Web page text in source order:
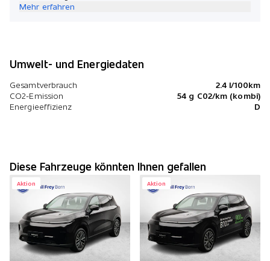
Mehr erfahren
Umwelt- und Energiedaten
Gesamtverbrauch
2.4 l/100km
CO2-Emission
54 g C02/km (kombi)
Energieeffizienz
D
Diese Fahrzeuge könnten Ihnen gefallen
Aktion Aktion